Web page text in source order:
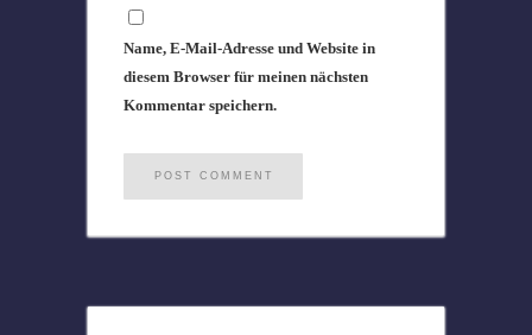
Name, E-Mail-Adresse und Website in
diesem Browser für meinen nächsten
Kommentar speichern.